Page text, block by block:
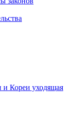
Кореи уходящая